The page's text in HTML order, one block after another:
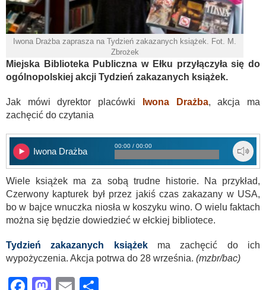
Iwona Drażba zaprasza na Tydzień zakazanych książek. Fot. M.
Zbrożek
Miejska Biblioteka Publiczna w Ełku przyłączyła się do
ogólnopolskiej akcji Tydzień zakazanych książek.
Jak mówi dyrektor placówki Iwona Drażba, akcja ma
zachęcić do czytania
Iwona Drażba
00:00 / 00:00
Wiele książek ma za sobą trudne historie. Na przykład,
Czerwony kapturek był przez jakiś czas zakazany w USA,
bo w bajce wnuczka niosła w koszyku wino. O wielu faktach
można się będzie dowiedzieć w ełckiej bibliotece.
Tydzień zakazanych książekma zachęcić do ich
wypożyczenia. Akcja potrwa do 28 września. (mzbr/bac)